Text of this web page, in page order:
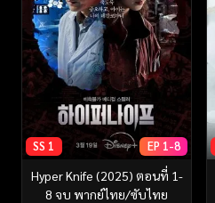
SS 1 EP 1-8
Hyper Knife (2025) ตอนที่ 1-
8 จบ พากย์ไทย/ซับไทย